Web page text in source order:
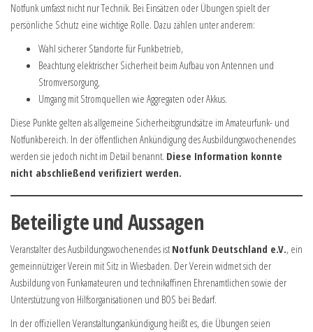
Notfunk umfasst nicht nur Technik. Bei Einsätzen oder Übungen spielt der
persönliche Schutz eine wichtige Rolle. Dazu zählen unter anderem:
Wahl sicherer Standorte für Funkbetrieb,
Beachtung elektrischer Sicherheit beim Aufbau von Antennen und
Stromversorgung,
Umgang mit Stromquellen wie Aggregaten oder Akkus.
Diese Punkte gelten als allgemeine Sicherheitsgrundsätze im Amateurfunk- und
Notfunkbereich. In der öffentlichen Ankündigung des Ausbildungswochenendes
werden sie jedoch nicht im Detail benannt. Diese Information konnte
nicht abschließend verifiziert werden.
Beteiligte und Aussagen
Veranstalter des Ausbildungswochenendes istNotfunk Deutschland e.V., ein
gemeinnütziger Verein mit Sitz in Wiesbaden. Der Verein widmet sich der
Ausbildung von Funkamateuren und technikaffinen Ehrenamtlichen sowie der
Unterstützung von Hilfsorganisationen und BOS bei Bedarf.
In der offiziellen Veranstaltungsankündigung heißt es, die Übungen seien